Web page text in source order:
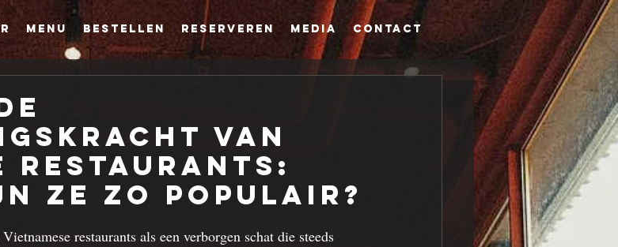
MENU Bestellen Reserveren Media CONTACT
van
Restaurants:
ze Zo Populair?
Vietnamese restaurants als een verborgen schat die steeds